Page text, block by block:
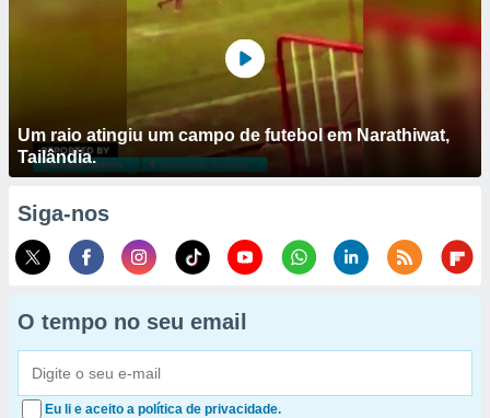
Um raio atingiu um campo de futebol em Narathiwat,
Tailândia.
Siga-nos
O tempo no seu email
Eu li e aceito a política de privacidade.